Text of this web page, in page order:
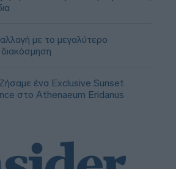
με το μεγαλύτερο
ένα Exclusive Sunset
στο Athenaeum Eridanus